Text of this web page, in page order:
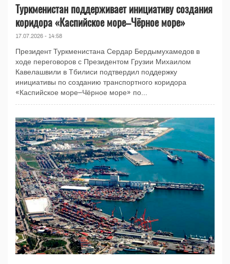
Туркменистан поддерживает инициативу создания
коридора «Каспийское море–Чёрное море»
17.07.2026 - 14:58
Президент Туркменистана Сердар Бердымухамедов в
ходе переговоров с Президентом Грузии Михаилом
Кавелашвили в Тбилиси подтвердил поддержку
инициативы по созданию транспортного коридора
«Каспийское море–Чёрное море» по...